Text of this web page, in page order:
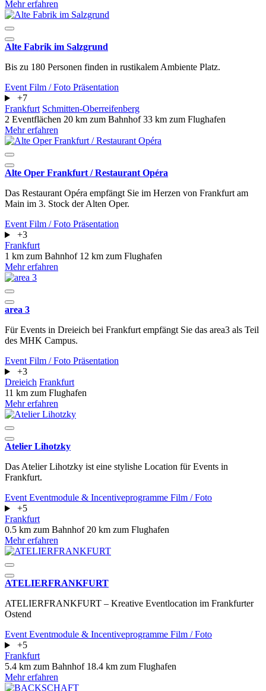
Mehr erfahren
Alte Fabrik im Salzgrund
Bis zu 180 Personen finden in rustikalem Ambiente Platz.
Event Film / Foto Präsentation
+7
Frankfurt Schmitten-Oberreifenberg
2 Eventflächen 20 km zum Bahnhof33 km zum Flughafen
Mehr erfahren
Alte Oper Frankfurt / Restaurant Opéra
Das Restaurant Opéra empfängt Sie im Herzen von Frankfurt am
Main im 3. Stock der Alten Oper.
Event Film / Foto Präsentation
+3
Frankfurt
1 km zum Bahnhof 12 km zum Flughafen
Mehr erfahren
area 3
Für Events in Dreieich bei Frankfurt empfängt Sie das area3 als Teil
des MHK Campus.
Event Film / Foto Präsentation
+3
Dreieich Frankfurt
11 km zum Flughafen
Mehr erfahren
Atelier Lihotzky
Das Atelier Lihotzky ist eine stylishe Location für Events in
Frankfurt.
Event Eventmodule & Incentiveprogramme Film / Foto
+5
Frankfurt
0.5 km zum Bahnhof 20 km zum Flughafen
Mehr erfahren
ATELIERFRANKFURT
ATELIERFRANKFURT – Kreative Eventlocation im Frankfurter
Ostend
Event Eventmodule & Incentiveprogramme Film / Foto
+5
Frankfurt
5.4 km zum Bahnhof 18.4 km zum Flughafen
Mehr erfahren